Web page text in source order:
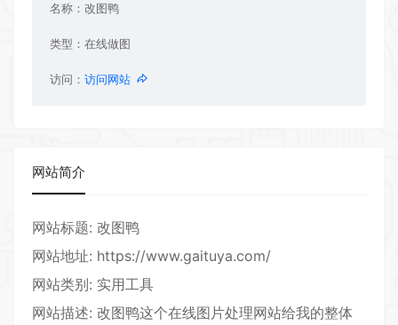
名称： 改图鸭
类型： 在线做图
访问： 访问网站
网站简介
网站标题: 改图鸭
网站地址: https://www.gaituya.com/
网站类别: 实用工具
网站描述: 改图鸭这个在线图片处理网站给我的整体